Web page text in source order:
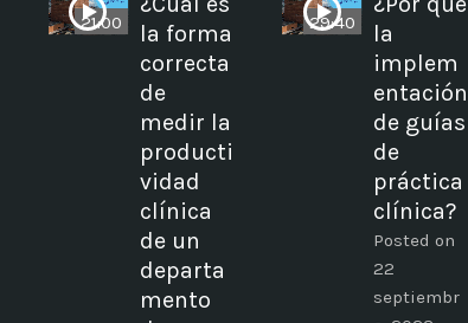
21:00
la forma
correcta
de
medir la
producti
vidad
clínica
de un
departa
mento
29:40
la
implem
entación
de guías
de
práctica
clínica?
Posted on
22
septiembr